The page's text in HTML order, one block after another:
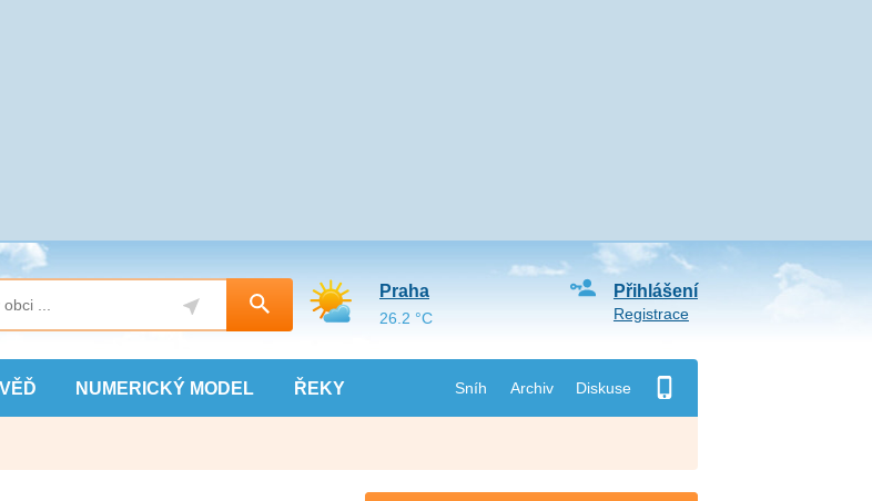
NUMERICKÝ MODEL ŘEKY Sníh Archiv Diskuse
Přihlášení
Registrace
Praha
26.2 °C